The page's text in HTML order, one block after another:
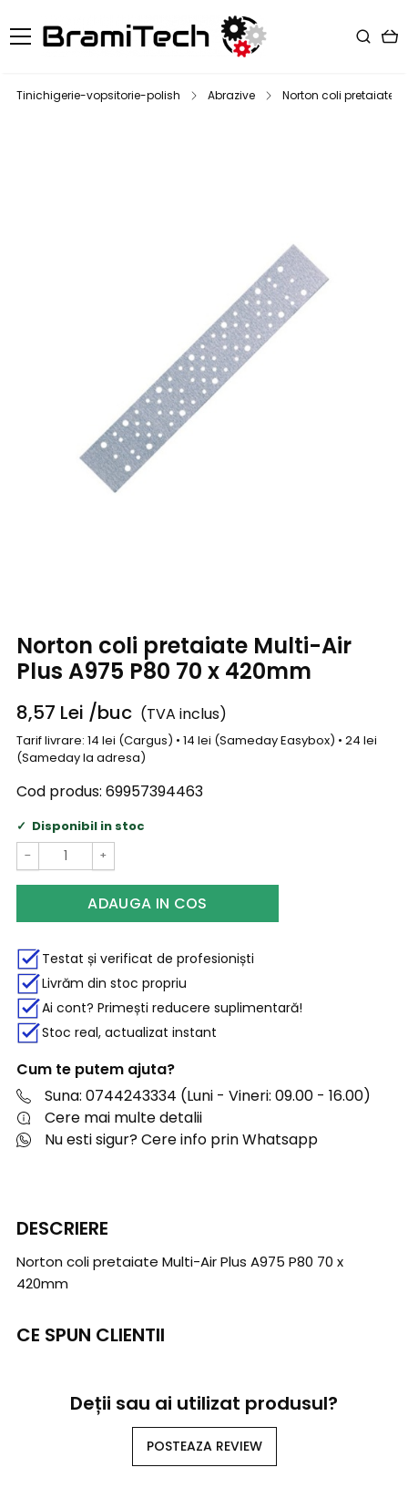
Tinichigerie-vopsitorie-polish Abrazive Norton coli pretaiate
Norton coli pretaiate Multi-Air
Plus A975 P80 70 x 420mm
8,57 Lei /buc (TVA inclus)
Tarif livrare: 14 lei (Cargus) • 14 lei (Sameday Easybox) • 24 lei
(Sameday la adresa)
Cod produs: 69957394463
Disponibil in stoc
− +
ADAUGA IN COS
Testat și verificat de profesioniști
Livrăm din stoc propriu
Ai cont? Primești reducere suplimentară!
Stoc real, actualizat instant
Cum te putem ajuta?
Suna: 0744243334 (Luni - Vineri: 09.00 - 16.00)
Cere mai multe detalii
Nu esti sigur? Cere info prin Whatsapp
DESCRIERE
Norton coli pretaiate Multi-Air Plus A975 P80 70 x
420mm
CE SPUN CLIENTII
Deții sau ai utilizat produsul?
POSTEAZA REVIEW